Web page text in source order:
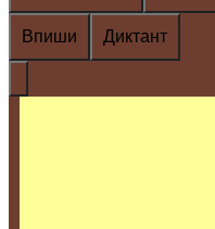
Впиши Диктант